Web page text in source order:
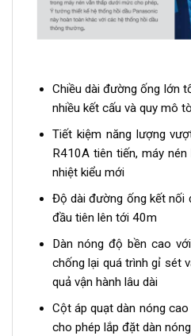
Chiều dài đường ống lớn
nhiều kết cấu và quy mô
Tiết kiệm năng lượng
R410A tiên tiến, máy
nhiệt kiểu mới
Độ dài đường ống kết nối
đầu tiên lên tới 40m
Dàn nóng độ bền cao
chống lại quá trình gỉ sét
quả vận hành lâu dài
Cột áp quạt dàn nóng
cho phép lắp đặt dàn